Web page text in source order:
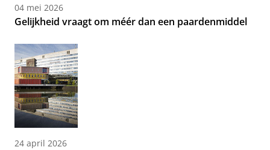
04 mei 2026
Gelijkheid vraagt om méér dan een paardenmiddel
24 april 2026